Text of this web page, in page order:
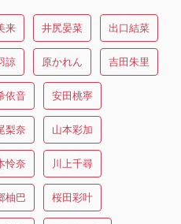
来 井尻晏菜 出口結菜
諒 原かれん 吉田朱里
依音 安田桃寧
梨奈 山本彩加
怜奈 川上千尋
柚巴 桜田彩叶